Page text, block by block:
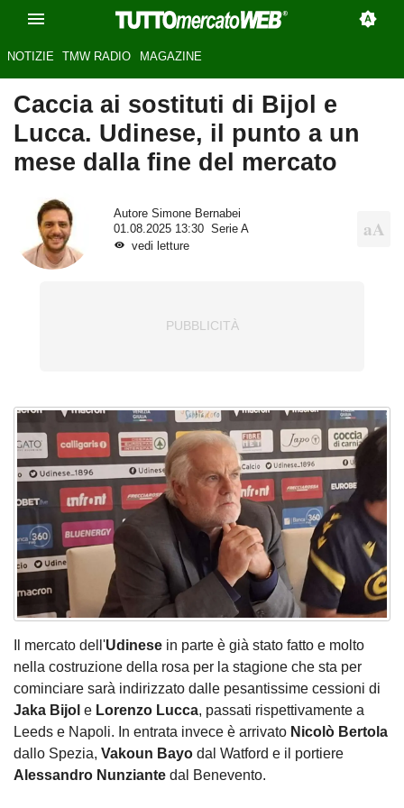
NOTIZIE TMW RADIO MAGAZINE
Caccia ai sostituti di Bijol e
Lucca. Udinese, il punto a un
mese dalla fine del mercato
Autore Simone Bernabei
01.08.2025 13:30
Serie A
vedi letture
Il mercato dell'Udinese in parte è già stato fatto e molto
nella costruzione della rosa per la stagione che sta per
cominciare sarà indirizzato dalle pesantissime cessioni di
Jaka Bijol e Lorenzo Lucca, passati rispettivamente a
Leeds e Napoli. In entrata invece è arrivato Nicolò Bertola
dallo Spezia, Vakoun Bayo dal Watford e il portiere
Alessandro Nunziante dal Benevento.